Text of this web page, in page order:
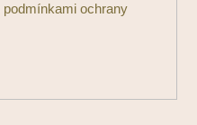
podmínkami ochrany